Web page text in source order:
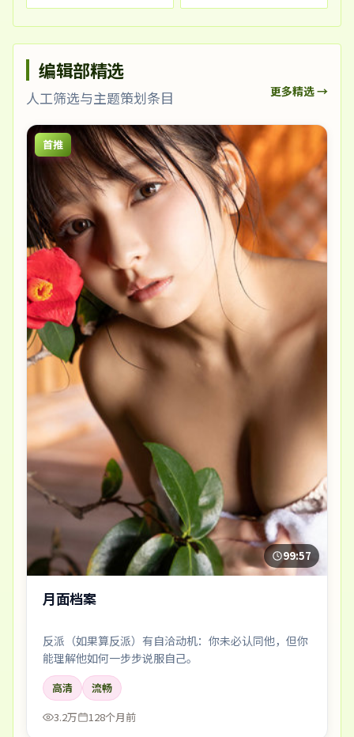
编辑部精选
人工筛选与主题策划条目 更多精选 →
首推
99:57
月面档案
反派（如果算反派）有自洽动机：你未必认同他，但你
能理解他如何一步步说服自己。
高清
流畅
3.2万
128个月前